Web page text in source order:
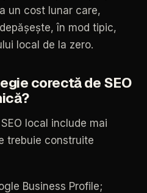
un cost lunar care,
depășește, în mod tipic,
local de la zero.
corectăde SEO
SEO local include mai
trebuie construite
Business Profile;